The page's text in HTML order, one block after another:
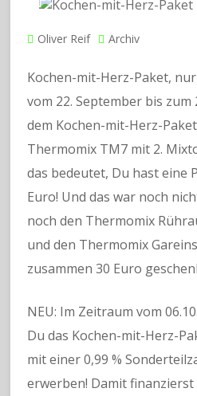
Oliver Reif Archiv
Kochen-mit-Herz-Paket,
vom 22. September bis zum
dem Kochen-mit-Herz-
Thermomix TM7 mit 2.
das bedeutet, Du hast eine
Euro! Und das war noch
noch den Thermomix
und den Thermomix
zusammen 30 Euro
NEU: Im Zeitraum vom
Du das Kochen-mit-Herz-
mit einer 0,99 %
erwerben! Damit